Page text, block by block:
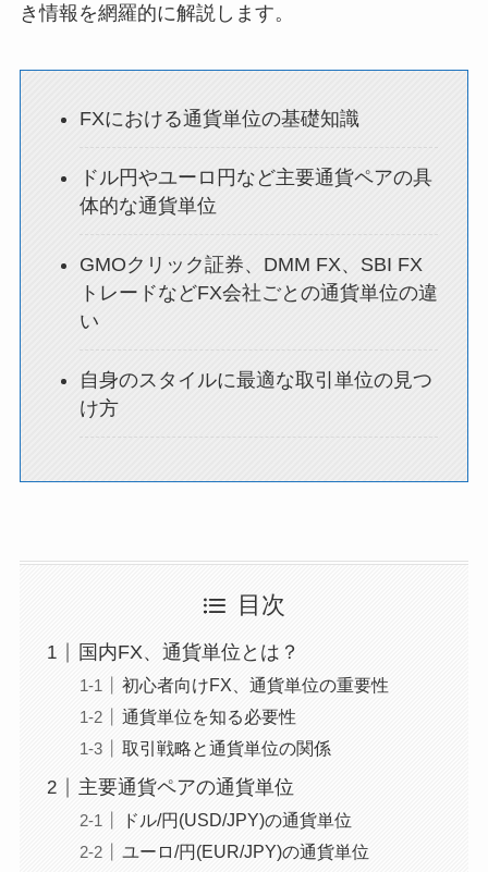
き情報を網羅的に解説します。
FXにおける通貨単位の基礎知識
ドル円やユーロ円など主要通貨ペアの具
体的な通貨単位
GMOクリック証券、DMM FX、SBI FX
トレードなどFX会社ごとの通貨単位の違
い
自身のスタイルに最適な取引単位の見つ
け方
目次
国内FX、通貨単位とは？
初心者向けFX、通貨単位の重要性
通貨単位を知る必要性
取引戦略と通貨単位の関係
主要通貨ペアの通貨単位
ドル/円(USD/JPY)の通貨単位
ユーロ/円(EUR/JPY)の通貨単位